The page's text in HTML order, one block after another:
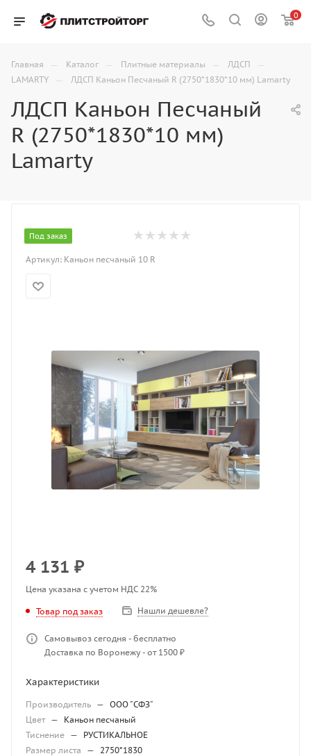
0
Главная — Каталог — Плитные материалы — ЛДСП —
LAMARTY — ЛДСП Каньон Песчаный R (2750*1830*10 мм) Lamarty
ЛДСП Каньон Песчаный
R (2750*1830*10 мм)
Lamarty
Под заказ
Артикул: Каньон песчаный 10 R
4 131 ₽
Цена указана с учетом НДС 22%
Товар под заказ Нашли дешевле?
Самовывоз сегодня - бесплатно
Доставка по Воронежу - от 1500 ₽
Характеристики
Производитель — ООО "СФЗ"
Цвет —
Каньон песчаный
Тиснение —
РУСТИКАЛЬНОЕ
Размер листа
— 2750*1830